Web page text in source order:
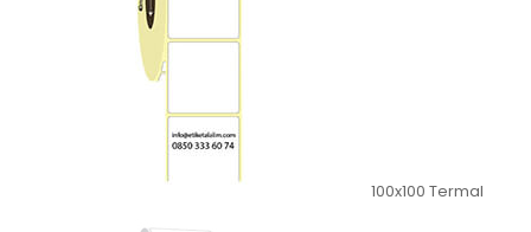
100x100 Termal